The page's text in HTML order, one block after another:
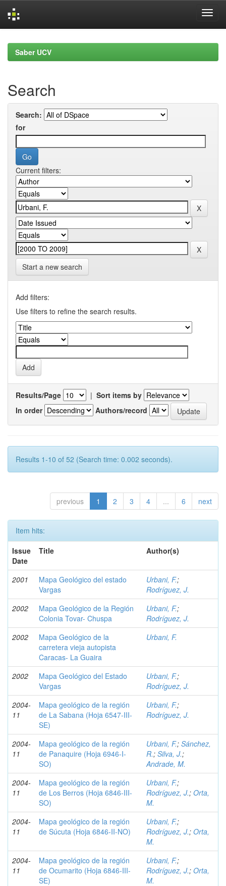
navigationSaber UCV
Search
Search:
for
Current filters:
Start a new search
Add filters:
Use filters to refine the search results.
Results/Page | Sort items by
In order
Authors/record
Results 1-10 of 52 (Search time: 0.002 seconds).
previous 1 2 3 4 ... 6 next
Item hits:
Issue
Date
Title Author(s)
2001
Mapa Geológico del estado
Vargas
Urbani, F.;
Rodríguez, J.
2002
Mapa Geológico de la Región
Colonia Tovar- Chuspa
Urbani, F.;
Rodríguez, J.
2002
Mapa Geológico de la
carretera vieja autopista
Caracas- La Guaira
Urbani, F.
2002
Mapa Geológico del Estado
Vargas
Urbani, F.;
Rodríguez, J.
2004-
11
Mapa geológico de la región
de La Sabana (Hoja 6547-III-
SE)
Urbani, F.;
Rodríguez, J.
2004-
11
Mapa geológico de la región
de Panaquire (Hoja 6946-I-
SO)
Urbani, F.; Sánchez,
R.; Silva, J.;
Andrade, M.
2004-
11
Mapa geológico de la región
de Los Berros (Hoja 6846-III-
SO)
Urbani, F.;
Rodríguez, J.; Orta,
M.
2004-
11
Mapa geológico de la región
de Súcuta (Hoja 6846-II-NO)
Urbani, F.;
Rodríguez, J.; Orta,
M.
2004-
11
Mapa geológico de la región
de Ocumarito (Hoja 6846-III-
SE)
Urbani, F.;
Rodríguez, J.; Orta,
M.